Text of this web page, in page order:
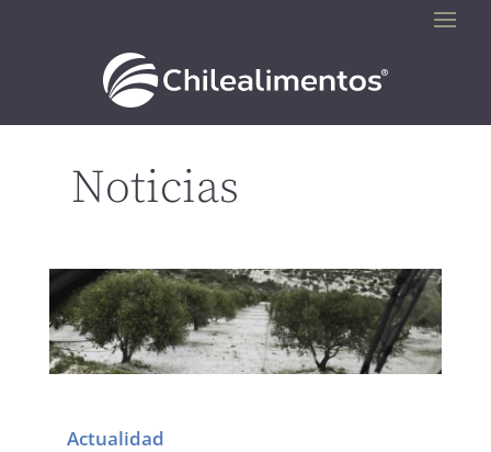
Noticias
Actualidad